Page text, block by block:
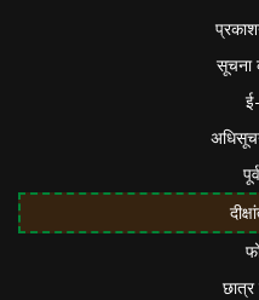
सूचना
छात्र